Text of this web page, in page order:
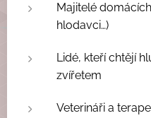
Majitelé
hlodavci…)
Lidé, kteří chtějí
zvířetem
Veterináři a